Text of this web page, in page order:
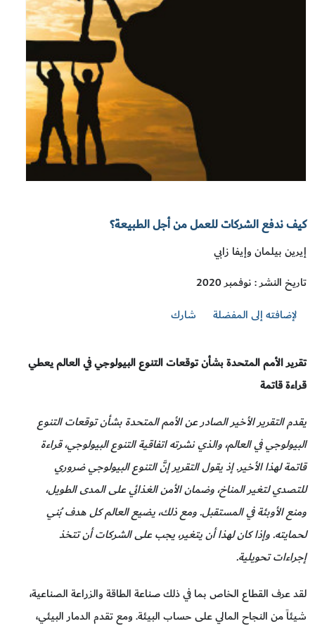
كيف ندفع الشركات للعمل من أجل الطبيعة؟
إيرين بيلمان وإيفا زابي
تاريخ النشر : نوفمبر 2020
لإضافته إلى المفضلة
شارك
تقرير الأمم المتحدة بشأن توقعات التنوع البيولوجي في العالم يعطي
قراءة قاتمة
يقدم التقرير الأخير الصادر عن الأمم المتحدة بشأن توقعات التنوع
البيولوجي في العالم، والذي نشرته اتفاقية التنوع البيولوجي، قراءة
قاتمة لهذا الأخير. إذ يقول التقرير إنَّ التنوع البيولوجي ضروري
للتصدي لتغير المناخ، وضمان الأمن الغذائي على المدى الطويل،
ومنع الأوبئة في المستقبل. ومع ذلك، يضيع العالم كل هدف بُني
لحمايته. وإذا كان لهذا أن يتغير، يجب على الشركات أن تتخذ
إجراءات تحويلية.
لقد عرف القطاع الخاص بما في ذلك صناعة الطاقة والزراعة الصناعية،
شيئاً من النجاح المالي على حساب البيئة. ومع تقدم الدمار البيئي،